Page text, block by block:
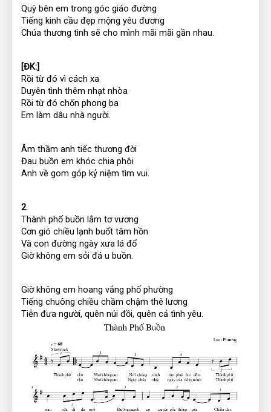
Quỳ bên em trong góc giáo đường
Tiếng kinh cầu đẹp mộng yêu đương
Chúa thương tình sẽ cho mình mãi mãi gần nhau.
[ĐK:]
Rồi từ đó vì cách xa
Duyên tình thêm nhạt nhòa
Rồi từ đó chốn phong ba
Em làm dâu nhà người.
Âm thầm anh tiếc thương đời
Đau buồn em khóc chia phôi
Anh về gom góp kỷ niệm tìm vui.
2.
Thành phố buồn lắm tơ vương
Cơn gió chiều lạnh buốt tâm hồn
Và con đường ngày xưa lá đổ
Giờ không em sỏi đá u buồn.
Giờ không em hoang vắng phố phường
Tiếng chuông chiều chầm chậm thê lương
Tiễn đưa người, quên núi đồi, quên cả tình yêu.